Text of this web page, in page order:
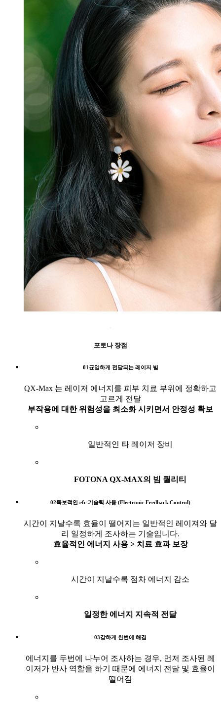
포토나 장점
01균일하게 전달되는 레이저 빔
QX-Max 는 레이저 에너지를 피부 치료 부위에 정확하고
고르게 전달
부작용에 대한 위험성을 최소화 시키면서 안정성 확보
일반적인 타 레이저 장비
FOTONA QX-MAX의 빔 퀄리티
02독보적인 efc 기술력 사용 (Electronic Feedback Control)
시간이 지날수록 효율이 떨어지는 일반적인 레이져와 달
리 일정하게 조사하는 기술입니다.
효율적인 에너지 사용 > 치료 효과 보장
시간이 지날수록 점차 에너지 감소
일정한 에너지 지속적 전달
03강하게 한번에 해결
에너지를 두번에 나누어 조사하는 경우, 먼저 조사된 레
이저가 반사 역할을 하기 때문에 에너지 전달 및 효율이
떨어짐